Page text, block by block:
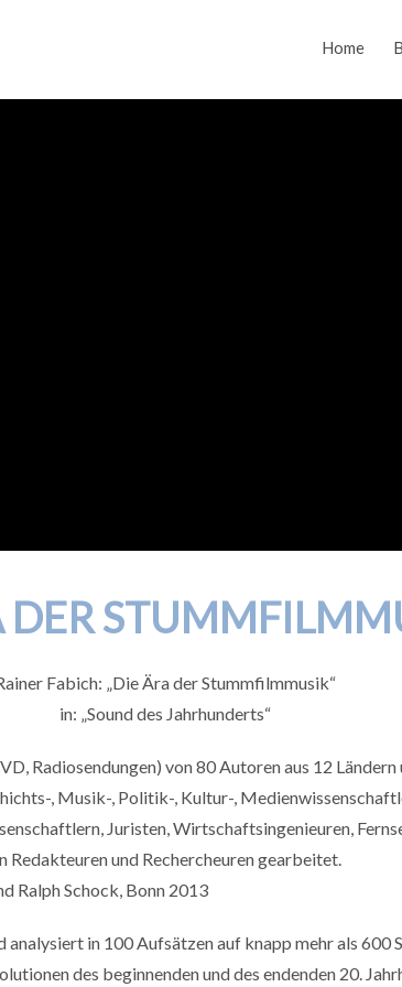
Home
DER
Fabich: „Die Ära der Stummfilmmusik“
in: „Sound des Jahrhunderts“
Radiosendungen) von 80 Autoren aus 12 Ländern
, Musik-, Politik-, Kultur-,
Juristen, Wirtschaftsingenieuren,
Redakteuren und Rechercheuren gearbeitet.
Ralph Schock, Bonn 2013
in 100 Aufsätzen auf knapp mehr als 600
des beginnenden und des endenden 20.